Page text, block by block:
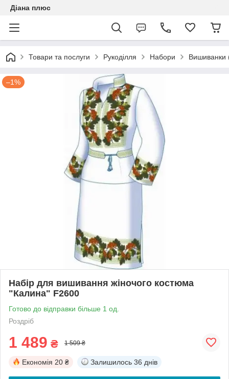
Діана плюс
Товари та послуги Рукоділля Набори Вишиванки
–1%
Набір для вишивання жіночого костюма
"Калина" F2600
Готово до відправки більше 1 од.
Роздріб
1 489 ₴ 1 509 ₴
Економія 20 ₴ Залишилось 36 днів